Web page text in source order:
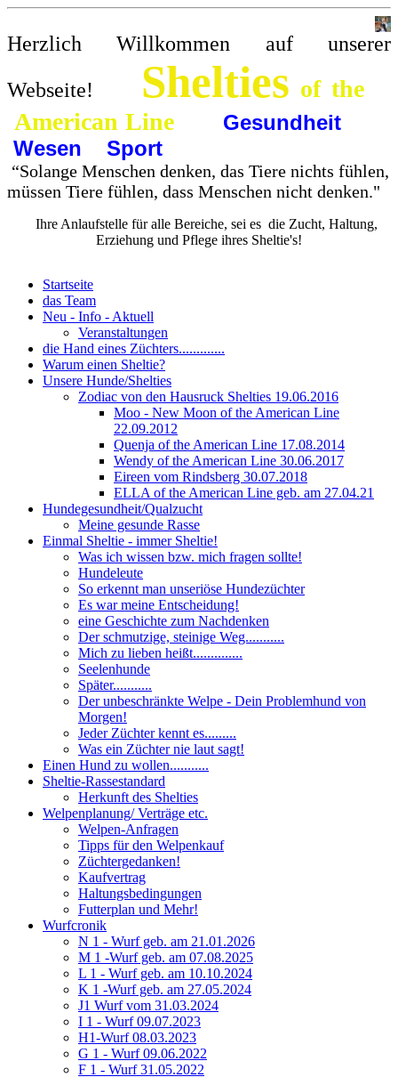
Herzlich Willkommen auf unserer
Webseite!
Shelties of the
American Line
Gesundheit
Wesen Sport
“Solange Menschen denken, das Tiere nichts fühlen,
müssen Tiere fühlen, dass Menschen nicht denken."
Ihre Anlaufstelle für alle Bereiche, sei es die Zucht, Haltung,
Erziehung und Pflege ihres Sheltie's!
Startseite
das Team
Neu - Info - Aktuell
Veranstaltungen
die Hand eines Züchters.............
Warum einen Sheltie?
Unsere Hunde/Shelties
Zodiac von den Hausruck Shelties 19.06.2016
Moo - New Moon of the American Line
22.09.2012
Quenja of the American Line 17.08.2014
Wendy of the American Line 30.06.2017
Eireen vom Rindsberg 30.07.2018
ELLA of the American Line geb. am 27.04.21
Hundegesundheit/Qualzucht
Meine gesunde Rasse
Einmal Sheltie - immer Sheltie!
Was ich wissen bzw. mich fragen sollte!
Hundeleute
So erkennt man unseriöse Hundezüchter
Es war meine Entscheidung!
eine Geschichte zum Nachdenken
Der schmutzige, steinige Weg...........
Mich zu lieben heißt..............
Seelenhunde
Später...........
Der unbeschränkte Welpe - Dein Problemhund von
Morgen!
Jeder Züchter kennt es.........
Was ein Züchter nie laut sagt!
Einen Hund zu wollen...........
Sheltie-Rassestandard
Herkunft des Shelties
Welpenplanung/ Verträge etc.
Welpen-Anfragen
Tipps für den Welpenkauf
Züchtergedanken!
Kaufvertrag
Haltungsbedingungen
Futterplan und Mehr!
Wurfcronik
N 1 - Wurf geb. am 21.01.2026
M 1 -Wurf geb. am 07.08.2025
L 1 - Wurf geb. am 10.10.2024
K 1 -Wurf geb. am 27.05.2024
J1 Wurf vom 31.03.2024
I 1 - Wurf 09.07.2023
H1-Wurf 08.03.2023
G 1 - Wurf 09.06.2022
F 1 - Wurf 31.05.2022